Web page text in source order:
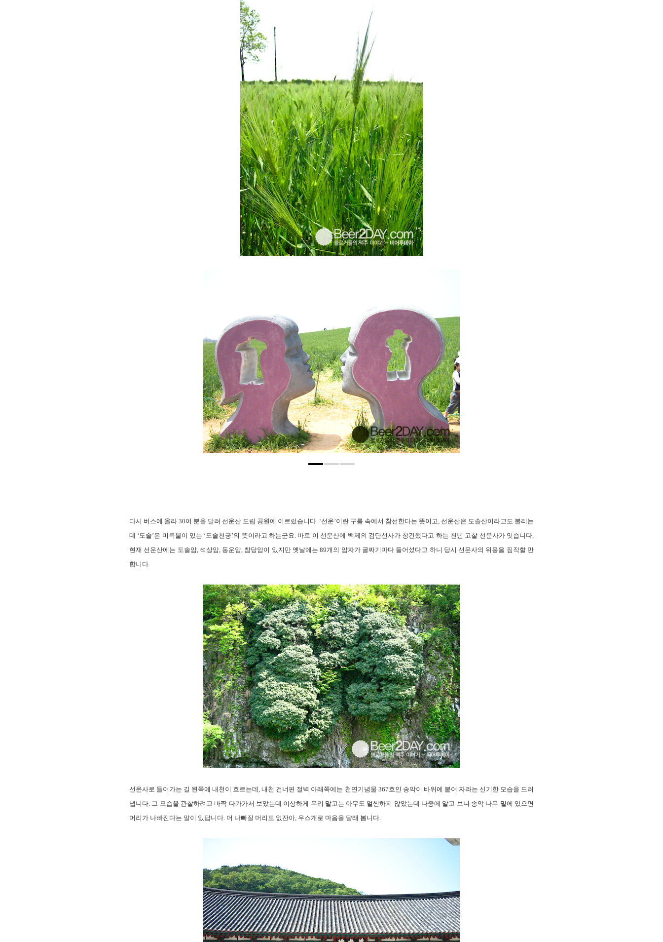
다시 버스에 올라 30여 분을 달려 선운산 도립 공원에 이르렀습니다. ‘선운’이란 구름 속에서 참선한다는 뜻이고, 선운산은 도솔산이라고도 불리는
데 ‘도솔’은 미륵불이 있는 ‘도솔천궁’의 뜻이라고 하는군요. 바로 이 선운산에 백제의 검단선사가 창건했다고 하는 천년 고찰 선운사가 잇습니다.
현재 선운산에는 도솔암, 석상암, 동운암, 참당암이 있지만 옛날에는 89개의 암자가 골짜기마다 들어섰다고 하니 당시 선운사의 위용을 짐작할 만
합니다.
선운사로 들어가는 길 왼쪽에 내천이 흐르는데, 내천 건너편 절벽 아래쪽에는 천연기념물 367호인 송악이 바위에 붙어 자라는 신기한 모습을 드러
냅니다. 그 모습을 관찰하려고 바짝 다가가서 보았는데 이상하게 우리 말고는 아무도 얼씬하지 않았는데 나중에 알고 보니 송악 나무 밑에 있으면
머리가 나빠진다는 말이 있답니다. 더 나빠질 머리도 없잔아, 우스개로 마음을 댤래 봅니다.